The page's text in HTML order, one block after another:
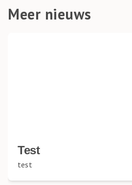
Meer nieuws
Test
test